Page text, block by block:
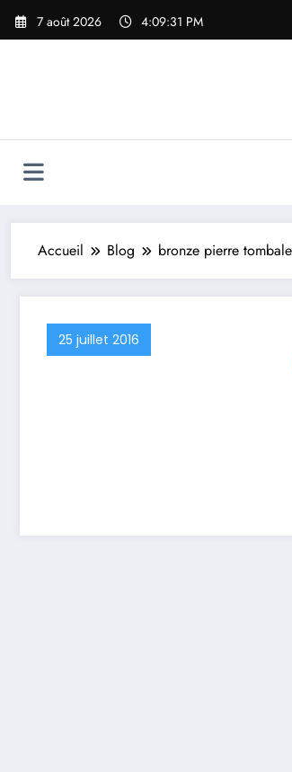
Aller
7 août 2026 4:09:31 PM
Accueil Blog bronze pierre tombale
25 juillet 2016